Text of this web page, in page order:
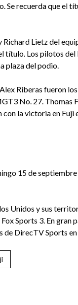
Se recuerda que el
Richard Lietz del
título. Los pilotos
plaza del podio.
Riberas fueron
No. 27. Thomas
con la victoria en
15 de
Unidos y sus
Sports 3. En gran
de DirecTV Sports